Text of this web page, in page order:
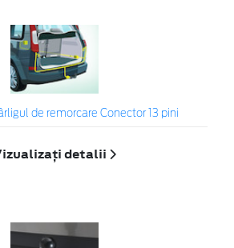
de remorcare Conector 13 pini
detalii